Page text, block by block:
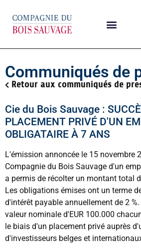
Communiqués de
Retour aux communiqués de
Cie du Bois Sauvage :
PLACEMENT PRIVÉ D'UN
OBLIGATAIRE À 7 ANS
L'émission annoncée le 15 novembre
Compagnie du Bois Sauvage d'un
a permis de récolter un montant total
Les obligations émises ont un terme
d'intérêt payable annuellement de 2
valeur nominale d'EUR 100.000
le biais d'un placement privé auprès
d'investisseurs belges et